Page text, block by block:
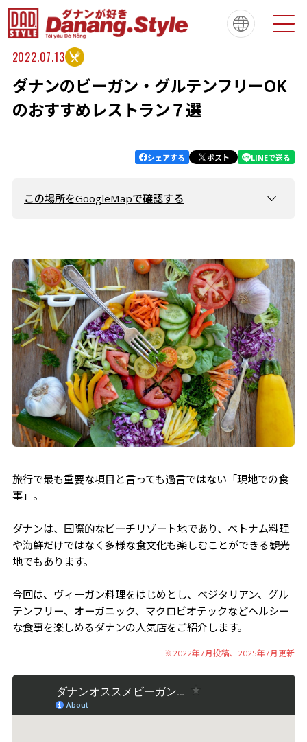
Tiếng Việt 한국
简体中文
繁體中文
English
français
About ダナンスタイルについて
2022.07.13
ダナンのビーガン・グルテンフリーOK
のおすすめレストラン７選
シェアする ポスト LINEで送る
この場所をGoogleMapで確認する
Bao An Macrobiotic
KURUMI - Healthy Vegan Food & Desserts
Roots Plant-based Cafe
旅行で最も重要な項目と言っても過言ではない「現地での食
事」。
ダナンは、国際的なビーチリゾート地であり、ベトナム料理
や海鮮だけではなく多様な食文化も楽しむことができる観光
地でもあります。
今回は、ヴィーガン料理をはじめとし、ベジタリアン、グル
テンフリー、オーガニック、マクロビオテックなどヘルシー
な食事を楽しめるダナンの人気店をご紹介します。
※2022年7月投稿、2025年7月更新